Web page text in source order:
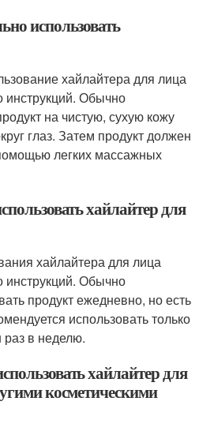
использовать
хайлайтера для лица
инструкций. Обычно
на чистую, сухую кожу
глаз. Затем продукт должен
легких массажных
хайлайтер для
хайлайтера для лица
инструкций. Обычно
продукт ежедневно, но есть
использовать только
раз в неделю.
хайлайтер для
косметическими